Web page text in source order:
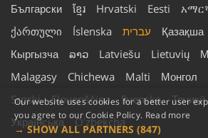
Български
ខ្មែរ Hrvatski Eesti
ქართული
Íslenska עברית Қазақша
Кыргызча
ລາວ Latviešu Lietuvių
Malagasy
Chichewa Malti Монгол
Srpski
Slovenščina Svenska Тоҷикӣ
Українська
Oʻzbekcha
Our website uses cookies for a better user
you agree to our Cookie Policy. Read more
SHOW ALL PARTNERS (847) →